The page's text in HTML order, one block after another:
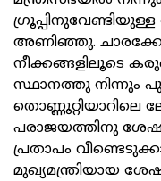
അണിഞ്ഞു.
നീക്കങ്ങളിലൂടെ
സ്ഥാനത്തു നിന്നും
തൊണ്ണൂറ്റിയാറിലെ
പരാജയത്തിനു
പ്രതാപം
മുഖ്യമന്ത്രിയായ